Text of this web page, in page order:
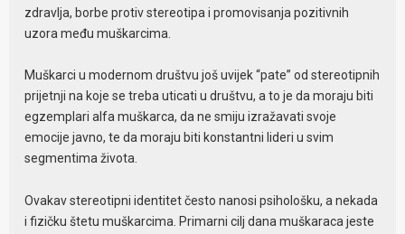
zdravlja, borbe protiv stereotipa i promovisanja pozitivnih
uzora među muškarcima.
Muškarci u modernom društvu još uvijek “pate” od stereotipnih
prijetnji na koje se treba uticati u društvu, a to je da moraju biti
egzemplari alfa muškarca, da ne smiju izražavati svoje
emocije javno, te da moraju biti konstantni lideri u svim
segmentima života.
Ovakav stereotipni identitet često nanosi psihološku, a nekada
i fizičku štetu muškarcima. Primarni cilj dana muškaraca jeste